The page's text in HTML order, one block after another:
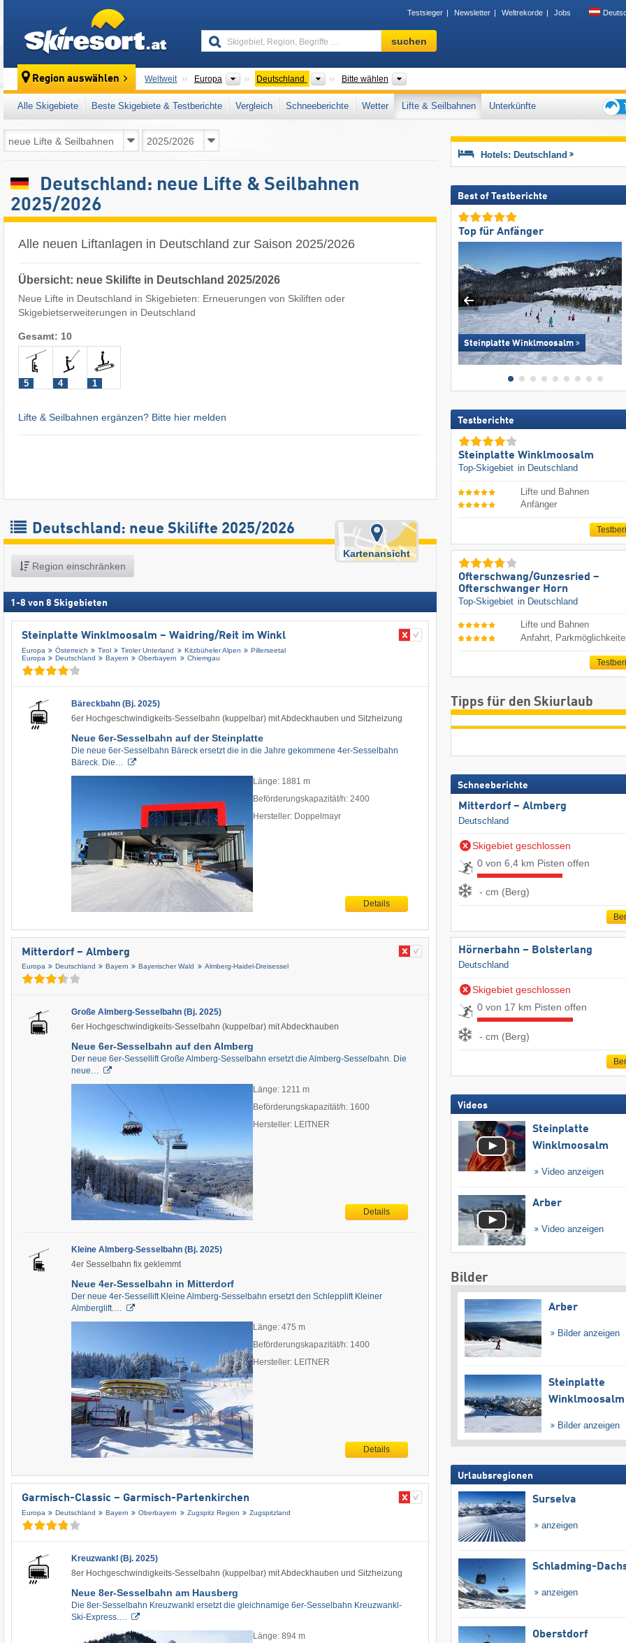
Testsieger Newsletter Weltrekorde Jobs
Skigebiet,
Region,
…
suchen
Region auswählen Weltweit Europa Kontinente
Deutschland LänderBitte wählen
Alle Skigebiete Beste Skigebiete & Testberichte Vergleich Schneeberichte Wetter Lifte & Seilbahnen
Unterkünfte
für
Deutschland: neue Lifte & Seilbahnen
2025/2026
Alle neuen Liftanlagen in Deutschland zur Saison 2025/2026
Übersicht: neue Skilifte in Deutschland 2025/2026
Neue Lifte in Deutschland in Skigebieten: Erneuerungen von Skiliften oder
Skigebietserweiterungen in Deutschland
Gesamt: 10
5 4 1
Lifte & Seilbahnen ergänzen? Bitte hier melden
Deutschland: neue Skilifte 2025/2026
Region einschränken
Kartenansicht
1 -8 von 8 Skigebieten
Steinplatte Winklmoosalm – Waidring/​Reit im Winkl
Europa Österreich Tirol Tiroler Unterland Kitzbüheler Alpen
Pillerseetal
Europa
Deutschland Bayern Oberbayern Chiemgau
Bäreckbahn (Bj. 2025)
6er Hochgeschwindigkeits-Sesselbahn (kuppelbar) mit Abdeckhauben und Sitzheizung
Neue 6er-Sesselbahn auf der Steinplatte
Die neue 6er-Sesselbahn Bäreck ersetzt die in die Jahre gekommene 4er-Sesselbahn
Bäreck. Die…
Länge: 1881 m
Beförderungskapazität/h: 2400
Hersteller: Doppelmayr
Details
Mitterdorf – Almberg
Europa Deutschland Bayern Bayerischer Wald Almberg-Haidel-Dreisessel
Große Almberg-Sesselbahn (Bj. 2025)
6er Hochgeschwindigkeits-Sesselbahn (kuppelbar) mit Abdeckhauben
Neue 6er-Sesselbahn auf den Almberg
Der neue 6er-Sessellift Große Almberg-Sesselbahn ersetzt die Almberg-Sesselbahn. Die
neue…
Länge: 1211 m
Beförderungskapazität/h: 1600
Hersteller: LEITNER
Details
Kleine Almberg-Sesselbahn (Bj. 2025)
4er Sesselbahn fix geklemmt
Neue 4er-Sesselbahn in Mitterdorf
Der neue 4er-Sessellift Kleine Almberg-Sesselbahn ersetzt den Schlepplift Kleiner
Almberglift.…
Länge: 475 m
Beförderungskapazität/h: 1400
Hersteller: LEITNER
Details
Garmisch-Classic – Garmisch-Partenkirchen
Europa Deutschland Bayern Oberbayern Zugspitz Region Zugspitzland
Kreuzwankl (Bj. 2025)
8er Hochgeschwindigkeits-Sesselbahn (kuppelbar) mit Abdeckhauben und Sitzheizung
Neue 8er-Sesselbahn am Hausberg
Die 8er-Sesselbahn Kreuzwankl ersetzt die gleichnamige 6er-Sesselbahn Kreuzwankl-
Ski-Express.…
Länge: 894 m
Hotels: Deutschland
Best of Testberichte
Top für Anfänger
Steinplatte Winklmoosalm
Testberichte
Steinplatte Winklmoosalm
Top-Skigebiet in Deutschland
Lifte und Bahnen
Anfänger
Ofterschwang/​Gunzesried –
Ofterschwanger Horn
Top-Skigebiet in Deutschland
Lifte und Bahnen
Anfahrt,
Tipps für den Skiurlaub
Schneeberichte
Mitterdorf – Almberg
Deutschland
Skigebiet geschlossen
0 von 6,4 km Pisten offen
- cm (Berg)
Hörnerbahn – Bolsterlang
Deutschland
Skigebiet geschlossen
0 von 17 km Pisten offen
- cm (Berg)
Videos
Steinplatte
Winklmoosalm
Video anzeigen
Arber
Video anzeigen
Bilder
Arber
Bilder anzeigen
Steinplatte
Winklmoosalm
Bilder anzeigen
Urlaubsregionen
Surselva
anzeigen
Schladming-
anzeigen
Oberstdorf